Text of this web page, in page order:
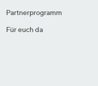
Partnerprogramm
Für euch da